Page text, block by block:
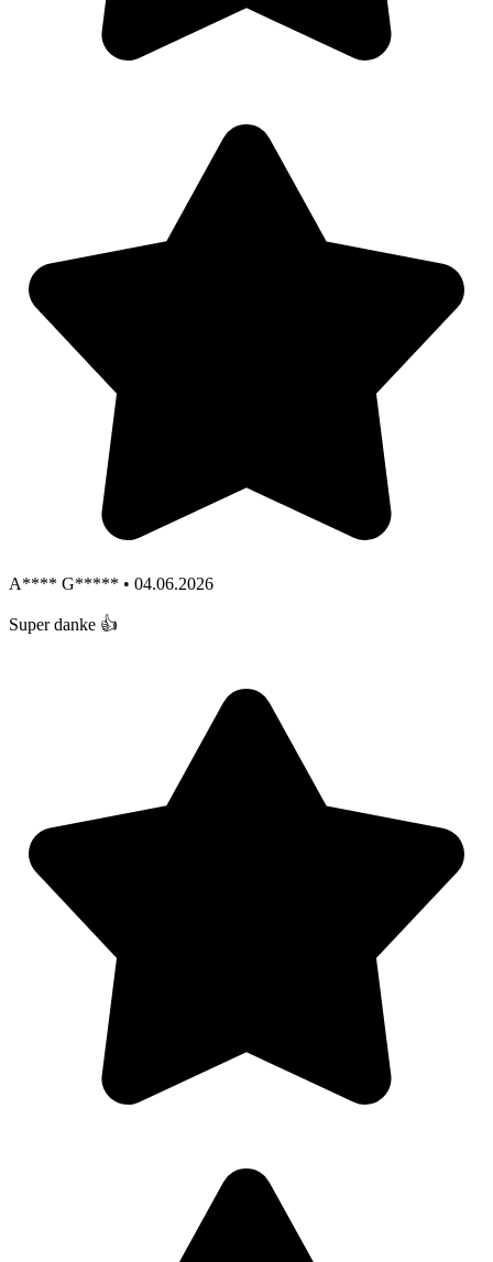
A**** G***** • 04.06.2026
Super danke 👍